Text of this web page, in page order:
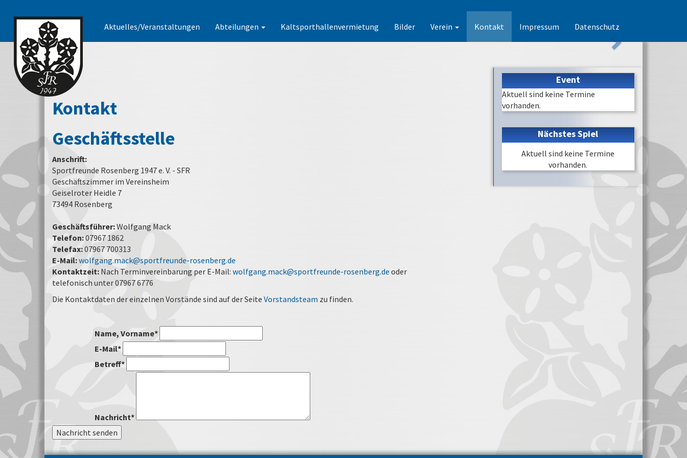
Aktuelles/Veranstaltungen Abteilungen Kaltsporthallenvermietung Bilder Verein Kontakt Impressum Datenschutz
Kontakt
Geschäftsstelle
Anschrift:
Sportfreunde Rosenberg 1947 e. V. - SFR
Geschäftszimmer im Vereinsheim
Geiselroter Heidle 7
73494 Rosenberg
Geschäftsführer:Wolfgang Mack
Telefon:07967 1862
Telefax:07967 700313
E-Mail:wolfgang.mack@sportfreunde-rosenberg.de
Kontaktzeit: Nach Terminvereinbarung per E-Mail: wolfgang.mack@sportfreunde-rosenberg.de oder
telefonisch unter 07967 6776
Die Kontaktdaten der einzelnen Vorstände sind auf der Seite Vorstandsteam zu finden.
Name, Vorname*
E-Mail*
Betreff*
Nachricht*
Nachricht senden
Event
Aktuell sind keine Termine
vorhanden.
Nächstes Spiel
Aktuell sind keine Termine
vorhanden.